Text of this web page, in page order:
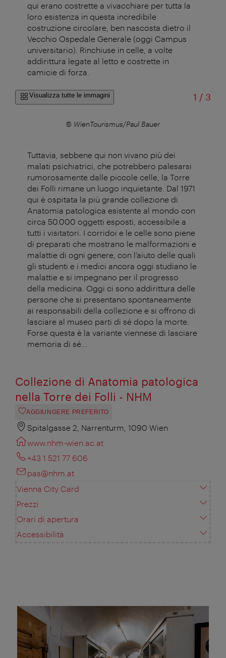
qui erano costrette a vivacchiare per tutta la
loro esistenza in questa incredibile
costruzione circolare, ben nascosta dietro il
Vecchio Ospedale Generale (oggi Campus
universitario). Rinchiuse in celle, a volte
addirittura legate al letto e costrette in
camicie di forza.
Visualizza tutte le immagini 1 /di
3
© WienTourismus/Paul Bauer
Tuttavia, sebbene qui non vivano più dei
malati psichiatrici, che potrebbero palesarsi
rumorosamente dalle piccole celle, la Torre
dei Folli rimane un luogo inquietante. Dal 1971
qui è ospitata la più grande collezione di
Anatomia patologica esistente al mondo con
circa 50.000 oggetti esposti, accessibile a
tutti i visitatori. I corridoi e le celle sono piene
di preparati che mostrano le malformazioni e
malattie di ogni genere, con l’aiuto delle quali
gli studenti e i medici ancora oggi studiano le
malattie e si impegnano per il progresso
della medicina. Oggi ci sono addirittura delle
persone che si presentano spontaneamente
ai responsabili della collezione e si offrono di
lasciare al museo parti di sé dopo la morte.
Forse questa è la variante viennese di lasciare
memoria di sé...
Collezione di Anatomia patologica
nella Torre dei Folli - NHM
AGGIUNGERE PREFERITO
Spitalgasse 2, Narrenturm, 1090 Wien
www.nhm-wien.ac.at
+43 1 521 77 606
pas@nhm.at
Vienna City Card
Prezzi
Orari di apertura
Accessibilità